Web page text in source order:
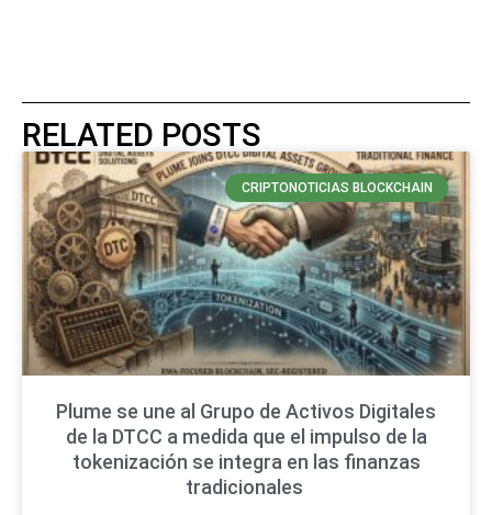
RELATED POSTS
CRIPTONOTICIAS BLOCKCHAIN
Plume se une al Grupo de Activos Digitales
de la DTCC a medida que el impulso de la
tokenización se integra en las finanzas
tradicionales